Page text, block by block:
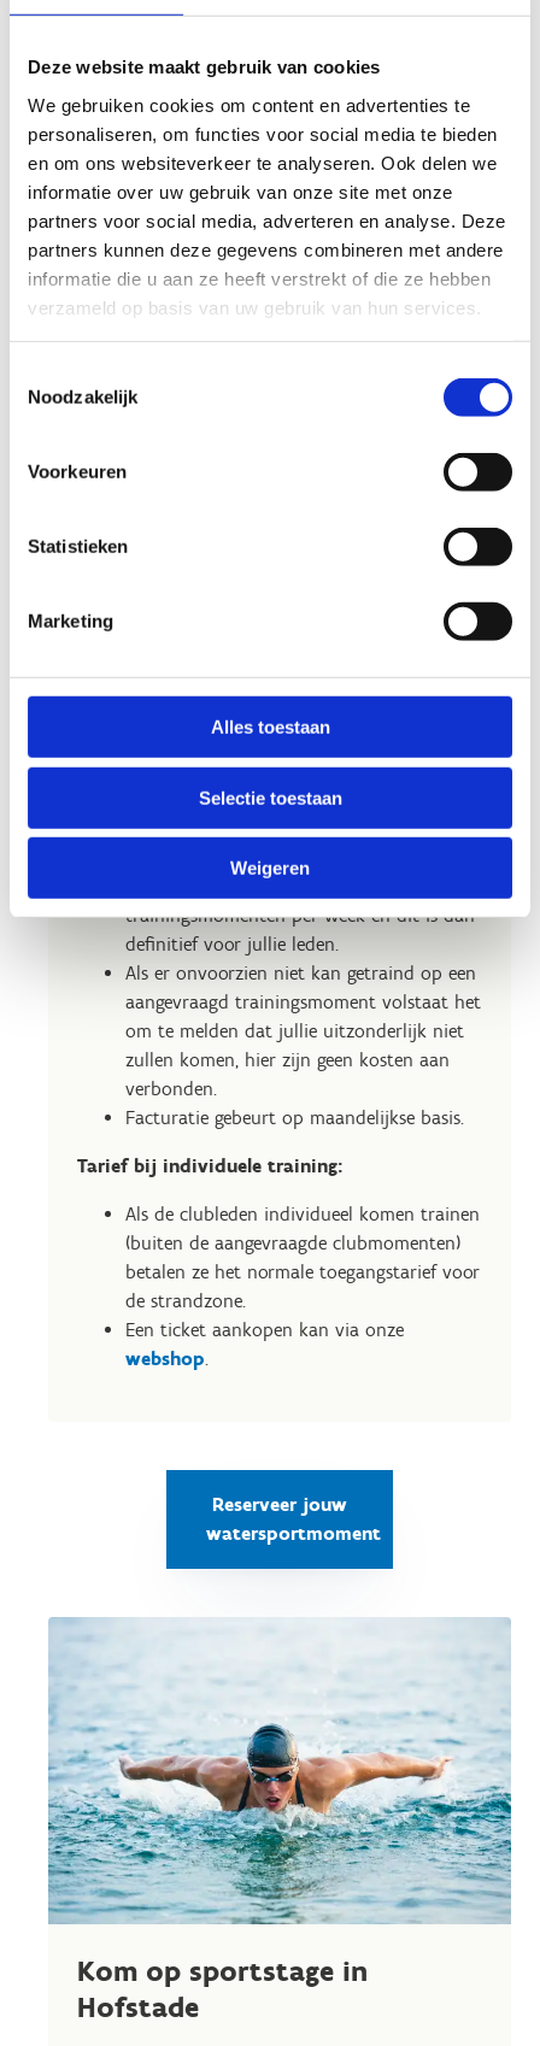
Deze website maakt gebruik van cookies
We gebruiken cookies om content en advertenties te
personaliseren, om functies voor social media te bieden
en om ons websiteverkeer te analyseren. Ook delen we
informatie over uw gebruik van onze site met onze
partners voor social media, adverteren en analyse. Deze
partners kunnen deze gegevens combineren met andere
informatie die u aan ze heeft verstrekt of die ze hebben
verzameld op basis van uw gebruik van hun services.
Noodzakelijk
Voorkeuren
Statistieken
Marketing
Alles toestaan
Selectie toestaan
Weigeren
feestdagen van 11u tot 19u
11u tot 19u
1 – 14 september: woensdag van 13u
tot 19u + zaterdag, zondag en
feestdagen van 11u tot 19u
Voorwaarden:
De minimale duur van een training
samen het strand te betreden.
Er is geen minimum aantal deelnemers
Clubs krijgen een korting van 50% en je
bezorgd te worden:
Adresgegevens club (straat, postcode,
gemeente)
Ondernemingsnummer
Naam verantwoordelijke
Mailadres voor communicatie
Je boekt voor een periode het aantal
trainingsmomenten per week en dit is dan
definitief voor jullie leden.
Als er onvoorzien niet kan getraind op een
aangevraagd trainingsmoment volstaat het
om te melden dat jullie uitzonderlijk niet
zullen komen, hier zijn geen kosten aan
verbonden.
Facturatie gebeurt op maandelijkse basis.
Tarief bij individuele training:
Als de clubleden individueel komen trainen
(buiten de aangevraagde clubmomenten)
betalen ze het normale toegangstarief voor
de strandzone.
Een ticket aankopen kan via onze
webshop
Reserveer jouw
watersportmoment
Kom op sportstage in
Hofstade